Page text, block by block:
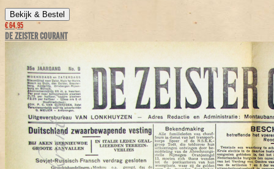
Bekijk & Bestel
€ 64,95
DE ZEISTER COURANT